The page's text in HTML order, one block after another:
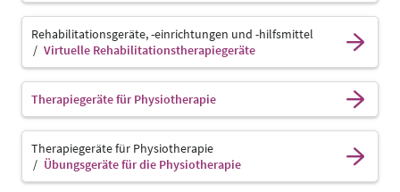
Rehabilitationsgeräte, -einrichtungen und -hilfsmittel
Virtuelle Rehabilitationstherapiegeräte
Therapiegeräte für Physiotherapie
Therapiegeräte für Physiotherapie
Übungsgeräte für die Physiotherapie